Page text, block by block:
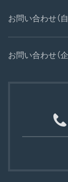
お問い合わせ（
お問い合わせ（